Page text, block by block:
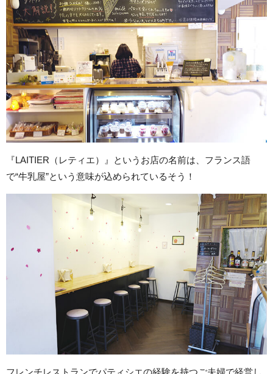
『LAITIER（レティエ）』というお店の名前は、フランス語
で“牛乳屋”という意味が込められているそう！
フレンチレストランでパティシエの経験を持つご夫婦で経営し